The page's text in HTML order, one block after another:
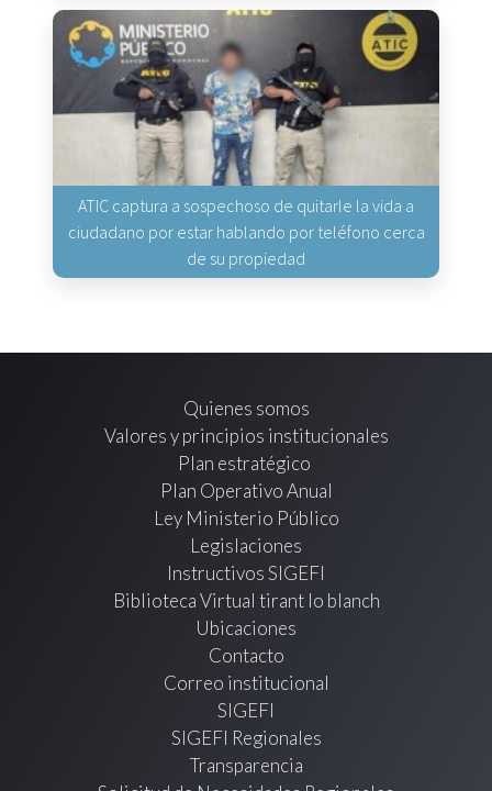
ATIC captura a sospechoso de quitarle la vida a
ciudadano por estar hablando por teléfono cerca
de su propiedad
Quienes somos
Valores y principios institucionales
Plan estratégico
Plan Operativo Anual
Ley Ministerio Público
Legislaciones
Instructivos SIGEFI
Biblioteca Virtual tirant lo blanch
Ubicaciones
Contacto
Correo institucional
SIGEFI
SIGEFI Regionales
Transparencia